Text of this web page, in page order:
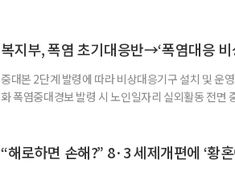
까. 오랜 방송 생활 뒤 전해진 투병 소식 박미선은 재
복지부, 폭염 초기대응반→‘폭염대응 비
중대본 2단계 발령에 따라 비상대응기구 설치 및 운
화 폭염중대경보 발령 시 노인일자리 실외활동 전면
책본부(중대본) 2단계(심각)가 발령된 이후에도 폭염
“해로하면 손해?” 8·3 세제개편에 ‘황